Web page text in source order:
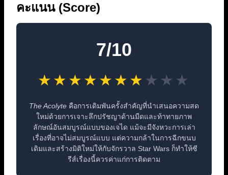
คะแนน (Score)
7/10
★ ★ ★ ★ ★ ★ ★ ★ ★ ★
The Acolyte คือการเดิมพันครั้งสำคัญที่นำเสนอความสด
ใหม่ด้วยการเจาะลึกปรัชญาด้านมืดและท้าทายภาพ
ลักษณ์อันสมบูรณ์แบบของเจได แม้จะมีจังหวะการเล่า
เรื่องที่อาจไม่สมบูรณ์แบบ แต่ความกล้าในการฉีกขนบ
เดิมและสร้างมิติใหม่ให้กับจักรวาล Star Wars ก็ทำให้ซี
รีส์เรื่องนี้ควรค่าแก่การติดตาม